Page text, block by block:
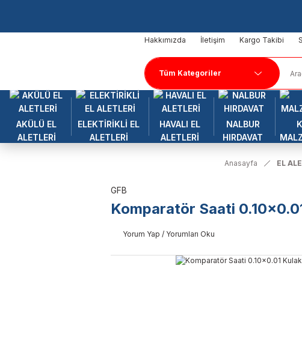
Hakkımızda İletişim Kargo Takibi
AKÜLÜ EL
ALETLERİ
ELEKTİRİKLİ EL
ALETLERİ
HAVALI EL
ALETLERİ
NALBUR
HIRDAVAT
Anasayfa EL
GFB
Komparatör Saati
Yorum Yap / Yorumları Oku